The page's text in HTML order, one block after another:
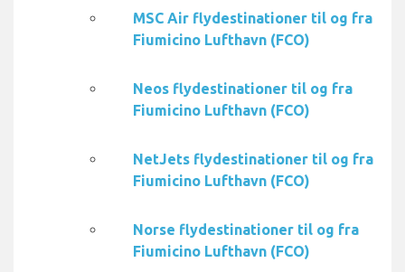
MSC Air flydestinationer til og fra
Fiumicino Lufthavn (FCO)
Neos flydestinationer til og fra
Fiumicino Lufthavn (FCO)
NetJets flydestinationer til og fra
Fiumicino Lufthavn (FCO)
Norse flydestinationer til og fra
Fiumicino Lufthavn (FCO)